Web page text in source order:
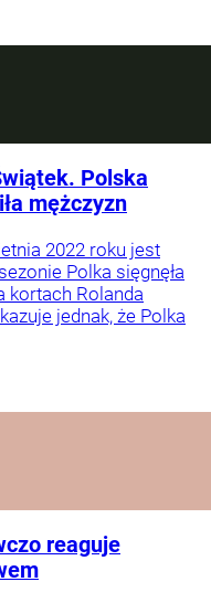
Polska
mężczyzn
2022 roku jest
Polka sięgnęła
kortach Rolanda
jednak, że Polka
reaguje